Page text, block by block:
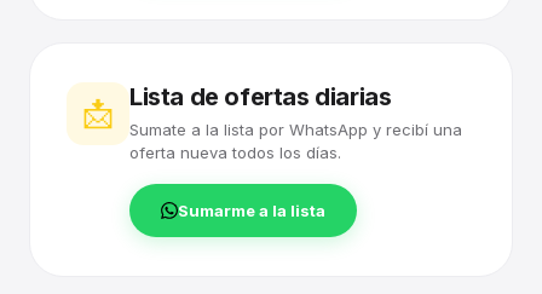
📩 Lista de ofertas diarias
Sumate a la lista por WhatsApp y recibí una
oferta nueva todos los días.
Sumarme a la lista